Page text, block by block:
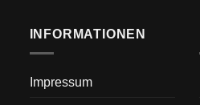
INFORMATIONEN
Impressum